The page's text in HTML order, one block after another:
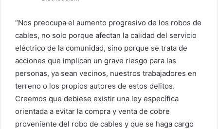
“Nos preocupa el aumento progresivo de los robos de
cables, no solo porque afectan la calidad del servicio
eléctrico de la comunidad, sino porque se trata de
acciones que implican un grave riesgo para las
personas, ya sean vecinos, nuestros trabajadores en
terreno o los propios autores de estos delitos.
Creemos que debiese existir una ley específica
orientada a evitar la compra y venta de cobre
proveniente del robo de cables y que se haga cargo